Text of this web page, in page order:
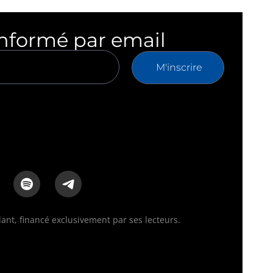
par email
M'inscrire
financé exclusivement par ses lecteurs.